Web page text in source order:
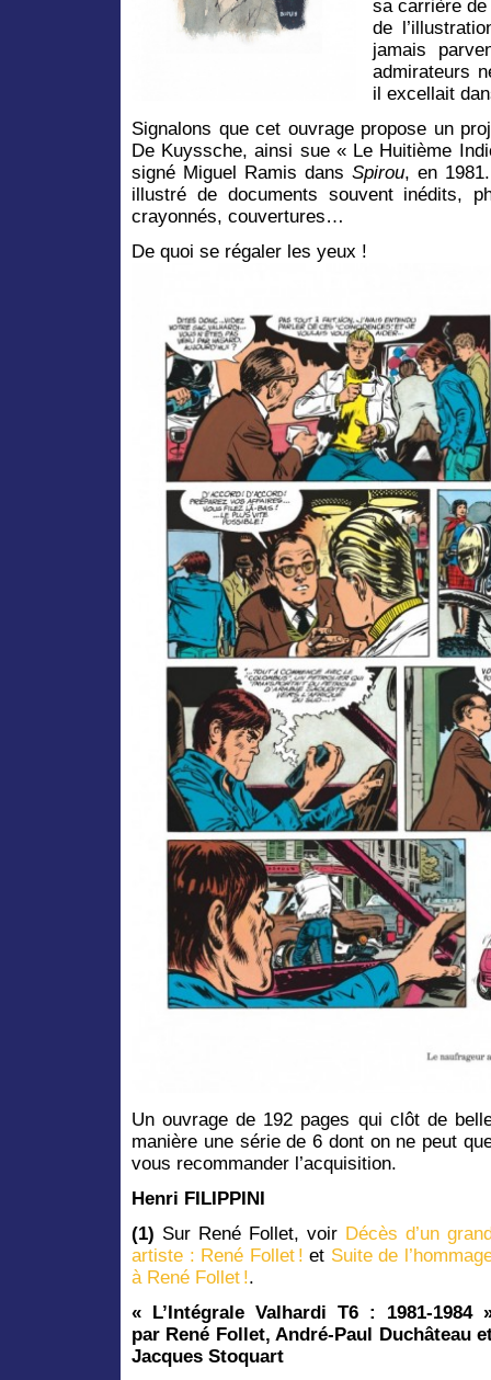
sa carrière
de
jamais
admirateurs
il excellait
Signalons que cet ouvrage propose un
De Kuyssche, ainsi sue « Le Huitième
signé Miguel Ramis dans Spirou, en
illustré de documents souvent inédits,
crayonnés, couvertures…
De quoi se régaler les yeux !
Un ouvrage de 192 pages qui clôt de
manière une série de 6 dont on ne peut
vous recommander l’acquisition.
Henri FILIPPINI
(1) Sur René Follet, voir Décès d’un
artiste : René Follet ! et Suite de
à René Follet !.
« L’Intégrale Valhardi T6 : 1981-1984
par René Follet, André-Paul Duchâteau
Jacques Stoquart